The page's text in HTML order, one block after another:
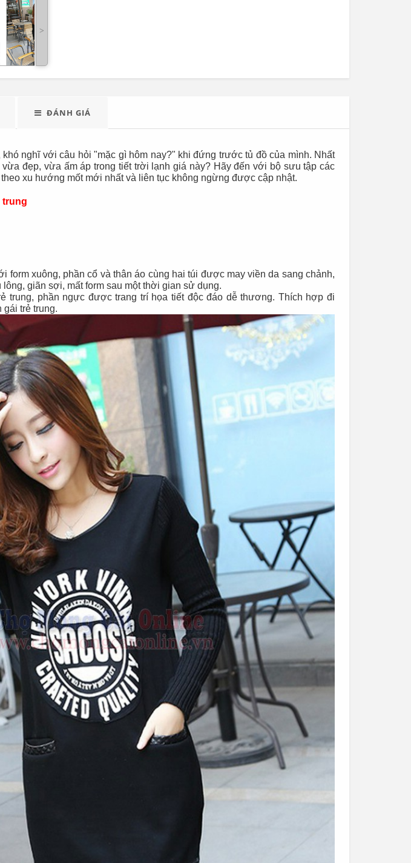
˃
ĐÁNH GIÁ
khó nghĩ với câu hỏi "mặc gì hôm nay?" khi đứng trước tủ đồ của mình. Nhất
đẹp, vừa ấm áp trong tiết trời lạnh giá này? Hãy đến với bộ sưu tập các
xu hướng mốt mới nhất và liên tục không ngừng được cập nhật.
trung
form xuông, phần cổ và thân áo cùng hai túi được may viền da sang chảnh,
giãn sợi, mất form sau một thời gian sử dụng.
trung, phần ngực được trang trí họa tiết độc đáo dễ thương. Thích hợp đi
trẻ trung.
Máy xay sinh tố đa
năng Shake...
490.000
Quạt đứng công